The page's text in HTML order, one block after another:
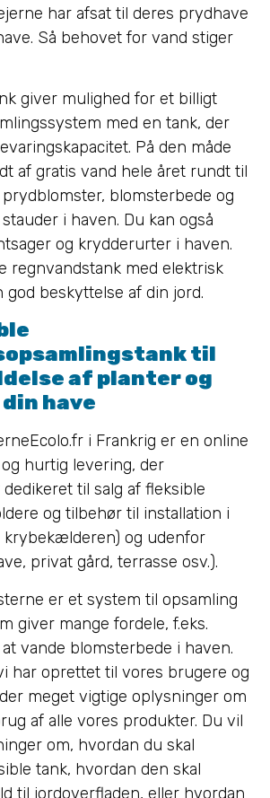
har afsat til deres prydhave
Så behovet for vand stiger
giver mulighed for et billigt
med en tank, der
På den måde
af gratis vand hele året rundt til
blomsterbede og
i haven. Du kan også
og krydderurter i haven.
regnvandstank med elektrisk
beskyttelse af din jord.
til
af planter og
have
i Frankrig er en online
hurtig levering, der
til salg af fleksible
og tilbehør til installation i
krybekælderen) og udenfor
privat gård, terrasse osv.).
er et system til opsamling
giver mange fordele, f.eks.
vande blomsterbede i haven.
har oprettet til vores brugere og
meget vigtige oplysninger om
af alle vores produkter. Du vil
om, hvordan du skal
tank, hvordan den skal
til jordoverfladen, eller hvordan